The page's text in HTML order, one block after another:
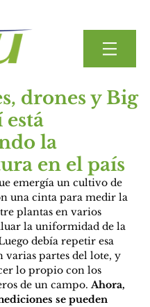
drones y Big
está
la
en el país
emergía un cultivo de
una cinta para medir la
plantas en varios
la uniformidad de la
debía repetir esa
varias partes del lote, y
lo propio con los
de un campo. Ahora,
se pueden